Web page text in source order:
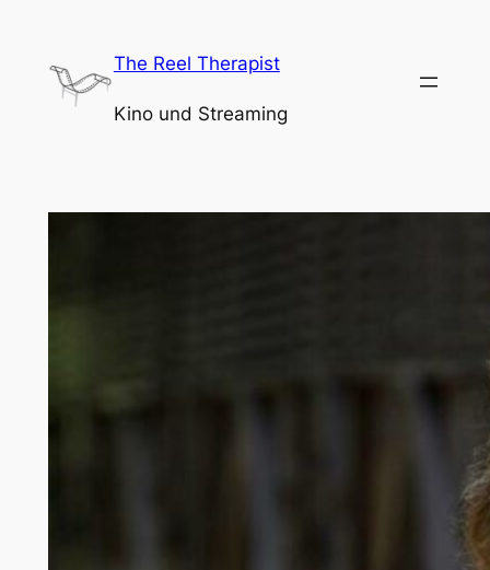
springen
The Reel Therapist
Kino und Streaming